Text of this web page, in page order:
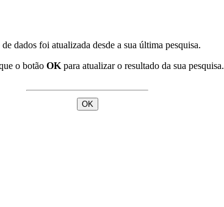
de dados foi atualizada desde a sua última pesquisa.
o botão OKpara atualizar o resultado da sua pesquisa.